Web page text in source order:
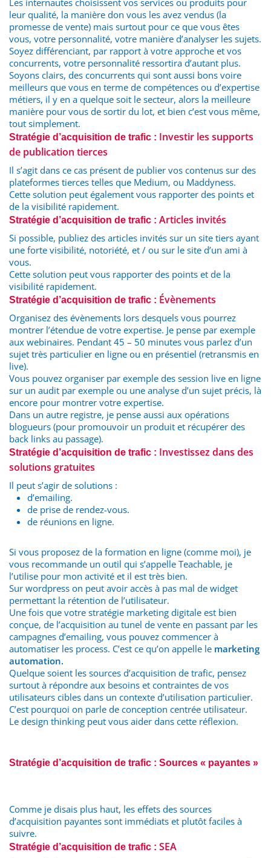
Les internautes choisissent vos services ou produits pour
leur qualité, la manière don vous les avez vendus (la
promesse de vente) mais surtout pour ce que vous êtes
vous, votre personnalité, votre manière d’analyser les sujets.
Soyez différenciant, par rapport à votre approche et vos
concurrents, votre personnalité ressortira d’autant plus.
Soyons clairs, des concurrents qui sont aussi bons voire
meilleurs que vous en terme de compétences ou d’expertise
métiers, il y en a quelque soit le secteur, alors la meilleure
manière pour vous de sortir du lot, et bien c’est vous même,
tout simplement.
Stratégie d’acquisition de trafic : Investir les supports
de publication tierces
Il s’agit dans ce cas présent de publier vos contenus sur des
plateformes tierces telles que Medium, ou Maddyness.
Cette solution peut également vous rapporter des points et
de la visibilité rapidement.
Stratégie d’acquisition de trafic : Articles invités
Si possible, publiez des articles invités sur un site tiers ayant
une forte visibilité, notoriété, et / ou sur le site d’un ami à
vous.
Cette solution peut vous rapporter des points et de la
visibilité rapidement.
Stratégie d’acquisition de trafic : Évènements
Organisez des évènements lors desquels vous pourrez
montrer l’étendue de votre expertise. Je pense par exemple
aux webinaires. Pendant 45 – 50 minutes vous parlez d’un
sujet très particulier en ligne ou en présentiel (retransmis en
live).
Vous pouvez organiser par exemple des session live en ligne
sur un audit par exemple ou une analyse d’un sujet précis, là
encore pour montrer votre expertise.
Dans un autre registre, je pense aussi aux opérations
blogueurs (pour promouvoir un produit et récupérer des
back links au passage).
Stratégie d’acquisition de trafic : Investissez dans des
solutions gratuites
Il peut s’agir de solutions :
d’emailing.
de prise de rendez-vous.
de réunions en ligne.
Si vous proposez de la formation en ligne (comme moi), je
vous recommande un outil qui s’appelle Teachable, je
l’utilise pour mon activité et il est très bien.
Sur wordpress on peut avoir accès à pas mal de widget
permettant la rétention de l’utilisateur.
Une fois que votre stratégie marketing digitale est bien
conçue, de l’acquisition au tunel de vente en passant par les
campagnes d’emailing, vous pouvez commencer à
automatiser les process. C’est ce qu’on appelle le marketing
automation.
Quelque soient les sources d’acquisition de trafic, pensez
surtout à répondre aux besoins et contraintes de vos
utilisateurs cibles dans un contexte d’utilisation particulier.
C’est pourquoi on parle de conception centrée utilisateur.
Le design thinking peut vous aider dans cette réflexion.
Stratégie d’acquisition de trafic : Sources « payantes »
Comme je disais plus haut, les effets des sources
d’acquisition payantes sont immédiats et plutôt faciles à
suivre.
Stratégie d’acquisition de trafic : SEA